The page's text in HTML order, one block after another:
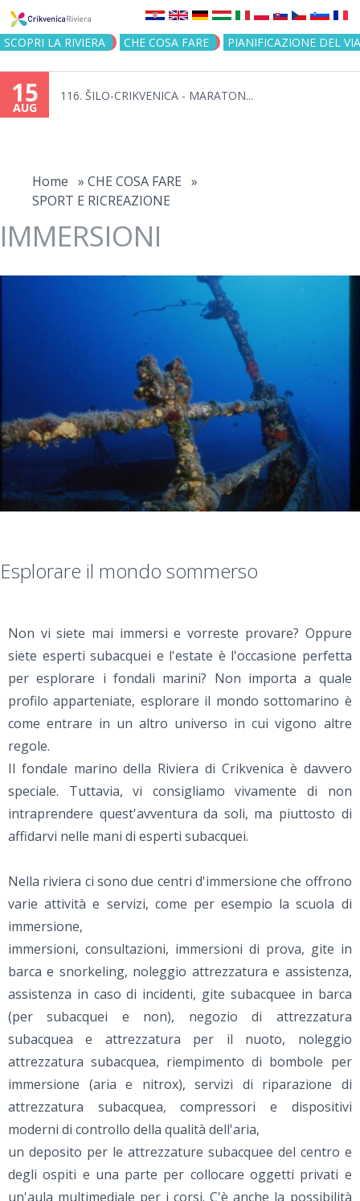
Jump to navigation
SCOPRI LA RIVIERA CHE COSA FARE PIANIFICAZIONE DEL
15
AUG
116. ŠILO-CRIKVENICA - MARATON...
Home » CHE COSA FARE »
SPORT E RICREAZIONE
IMMERSIONI
Esplorare il mondo sommerso
Non vi siete mai immersi e vorreste provare? Oppure
siete esperti subacquei e l'estate è l'occasione perfetta
per esplorare i fondali marini? Non importa a quale
profilo apparteniate, esplorare il mondo sottomarino è
come entrare in un altro universo in cui vigono altre
regole.
Il fondale marino della Riviera di Crikvenica è davvero
speciale. Tuttavia, vi consigliamo vivamente di non
intraprendere quest'avventura da soli, ma piuttosto di
affidarvi nelle mani di esperti subacquei.
Nella riviera ci sono due centri d'immersione che offrono
varie attività e servizi, come per esempio la scuola di
immersione,
immersioni, consultazioni, immersioni di prova, gite in
barca e snorkeling, noleggio attrezzatura e assistenza,
assistenza in caso di incidenti, gite subacquee in barca
(per subacquei e non), negozio di attrezzatura
subacquea e attrezzatura per il nuoto, noleggio
attrezzatura subacquea, riempimento di bombole per
immersione (aria e nitrox), servizi di riparazione di
attrezzatura subacquea, compressori e dispositivi
moderni di controllo della qualità dell'aria,
un deposito per le attrezzature subacquee del centro e
degli ospiti e una parte per collocare oggetti privati e
un'aula multimediale per i corsi. C'è anche la possibilità